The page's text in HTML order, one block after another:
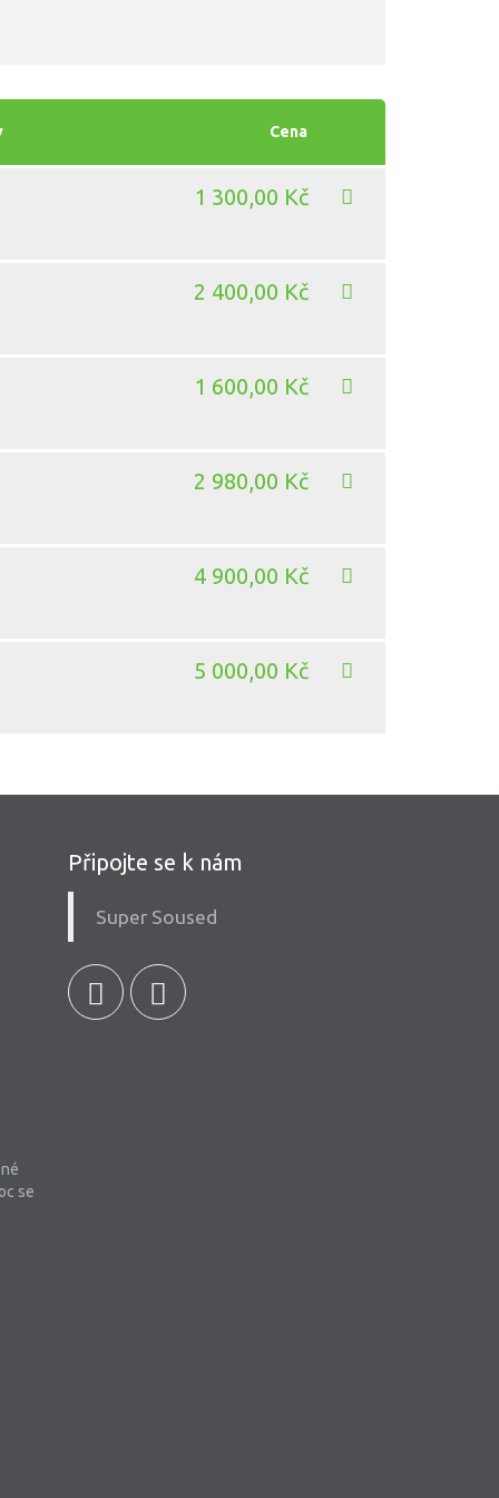
Cena
1 300,00 Kč
2 400,00 Kč
1 600,00 Kč
2 980,00 Kč
4 900,00 Kč
5 000,00 Kč
se
Připojte se k nám
Super Soused